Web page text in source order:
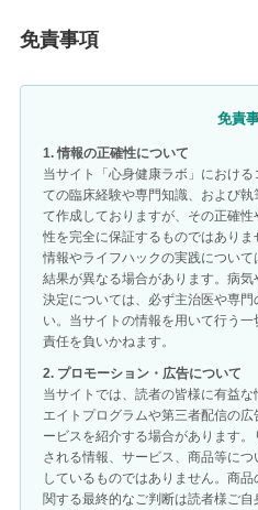
免責事項
免責
1. 情報の正確性について
当サイト「心身健康ラボ」におけ
ての臨床経験や専門知識、および
て作成しておりますが、その正確
性を完全に保証するものではあり
情報やライフハックの実践につい
結果が異なる場合があります。病
決定については、必ず主治医や専
い。当サイトの情報を用いて行う
責任を負いかねます。
2. プロモーション・広告について
当サイトでは、読者の皆様に有益
エイトプログラムや第三者配信の
ービスを紹介する場合があります
される情報、サービス、商品等に
しているものではありません。商
関する最終的なご判断は読者様ご自